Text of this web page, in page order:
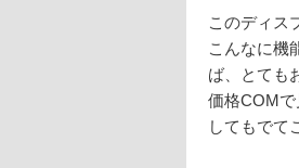
このディス
こんなに機
ば、とても
価格COM
してもでて